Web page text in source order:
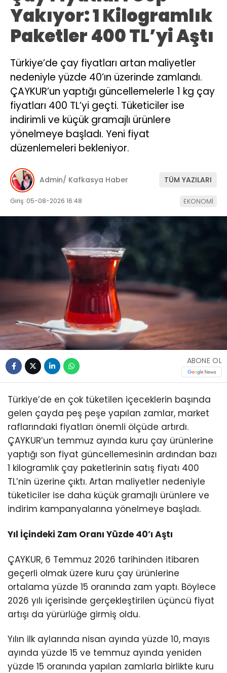
Yakıyor: 1 Kilogramlık
Paketler 400 TL’yi Aştı
Türkiye’de çay fiyatları artan maliyetler
nedeniyle yüzde 40’ın üzerinde zamlandı.
ÇAYKUR’un yaptığı güncellemelerle 1 kg çay
fiyatları 400 TL’yi geçti. Tüketiciler ise
indirimli ve küçük gramajlı ürünlere
yönelmeye başladı. Yeni fiyat
düzenlemeleri bekleniyor.
Admin/ Kafkasya Haber TÜM YAZILARI
Giriş: 05-08-2026 16:48 EKONOMİ
ABONE OL
Türkiye’de en çok tüketilen içeceklerin başında
gelen çayda peş peşe yapılan zamlar, market
raflarındaki fiyatları önemli ölçüde artırdı.
ÇAYKUR’un temmuz ayında kuru çay ürünlerine
yaptığı son fiyat güncellemesinin ardından bazı
1 kilogramlık çay paketlerinin satış fiyatı 400
TL’nin üzerine çıktı. Artan maliyetler nedeniyle
tüketiciler ise daha küçük gramajlı ürünlere ve
indirim kampanyalarına yönelmeye başladı.
Yıl İçindeki Zam Oranı Yüzde 40’ı Aştı
ÇAYKUR, 6 Temmuz 2026 tarihinden itibaren
geçerli olmak üzere kuru çay ürünlerine
ortalama yüzde 15 oranında zam yaptı. Böylece
2026 yılı içerisinde gerçekleştirilen üçüncü fiyat
artışı da yürürlüğe girmiş oldu.
Yılın ilk aylarında nisan ayında yüzde 10, mayıs
ayında yüzde 15 ve temmuz ayında yeniden
yüzde 15 oranında yapılan zamlarla birlikte kuru